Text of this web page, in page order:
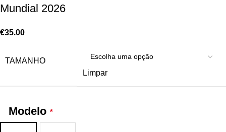
Mundial 2026
€35.00
TAMANHO
Limpar
Modelo *